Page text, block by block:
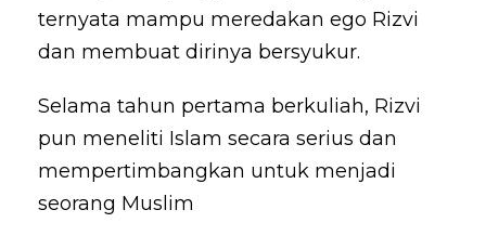
ternyata mampu meredakan ego Rizvi
dan membuat dirinya bersyukur.
Selama tahun pertama berkuliah, Rizvi
pun meneliti Islam secara serius dan
mempertimbangkan untuk menjadi
seorang Muslim